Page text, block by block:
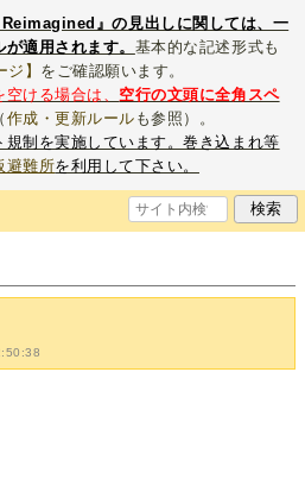
Reimagined』の見出しに関しては、一
適用されます。 基本的な記述形式も
ジ】 をご確認願います。
ける場合は、 空行の文頭に全角スペ
（ 作成・更新ルール も参照）。
規制を実施しています。巻き込まれ等
避難所を利用して下さい。